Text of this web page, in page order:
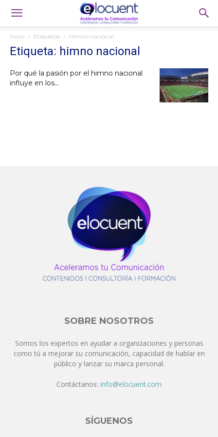
Inicio Etiquetas Himno nacional
Etiqueta: himno nacional
Por qué la pasión por el himno nacional
influye en los...
SOBRE NOSOTROS
Somos los expertos en ayudar a organizaciones y personas
como tú a mejorar su comunicación, capacidad de hablar en
público y lanzar su marca personal.
Contáctanos: info@elocuent.com
SÍGUENOS